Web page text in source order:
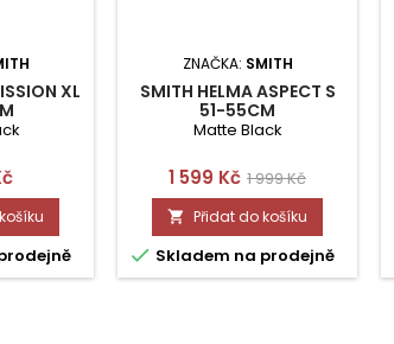
XL
ZNAČKA: SMITH
SMITH HELMA ASPECT S
51-55CM
Matte Black
Cena
1 599 Kč Běžná
cena
1 999 Kč
 Přidat do košíku
 Skladem na prodejně